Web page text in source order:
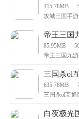
415.78MB
攻城三国手
术，
帝王三国
85.95MB
帝王三国九
和场
三国杀ol
635.78MB
三国杀ol互
白夜极光